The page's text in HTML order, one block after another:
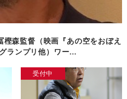
樫森監督（映画『あの空をおぼえ
ランプリ他）ワー…
受付中